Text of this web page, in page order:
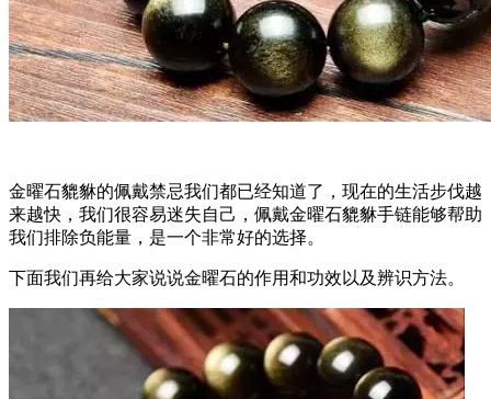
金曜石貔貅的佩戴禁忌我们都已经知道了，现在的生活步伐越
来越快，我们很容易迷失自己，佩戴金曜石貔貅手链能够帮助
我们排除负能量，是一个非常好的选择。
下面我们再给大家说说金曜石的作用和功效以及辨识方法。